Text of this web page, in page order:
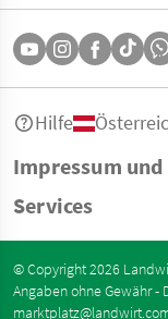
Impressum
Services
Hilfe
© Copyright 2026
Angaben ohne Gewähr -